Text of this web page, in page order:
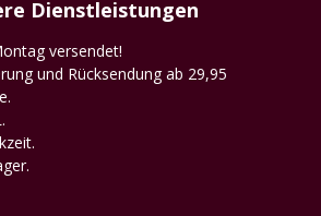
Dienstleistungen
versendet!
und Rücksendung ab 29,95